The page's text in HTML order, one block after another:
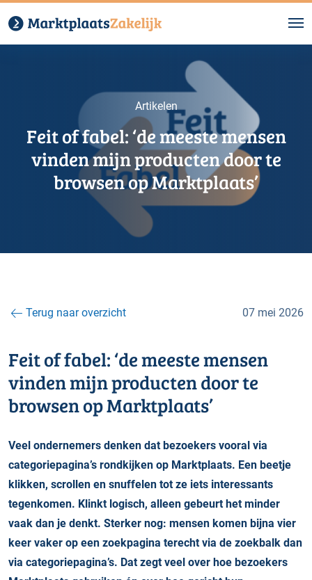
Artikelen
Feit of fabel: ‘de meeste mensen
vinden mijn producten door te
browsen op Marktplaats’
Terug naar overzicht 07 mei 2026
Feit of fabel: ‘de meeste mensen
vinden mijn producten door te
browsen op Marktplaats’
Veel ondernemers denken dat bezoekers vooral via
categoriepagina’s rondkijken op Marktplaats. Een beetje
klikken, scrollen en snuffelen tot ze iets interessants
tegenkomen. Klinkt logisch, alleen gebeurt het minder
vaak dan je denkt. Sterker nog: mensen komen bijna vier
keer vaker op een zoekpagina terecht via de zoekbalk dan
via categoriepagina’s. Dat zegt veel over hoe bezoekers